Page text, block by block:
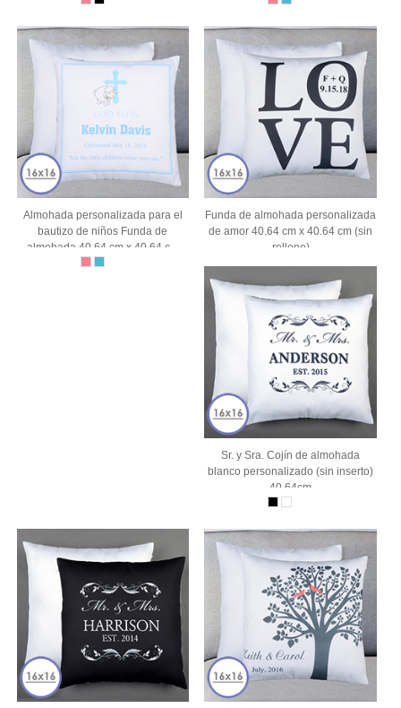
Almohada personalizada para el
bautizo de niños Funda de
almohada 40.64 cm x 40.64 cm
(sin relleno)
Funda de almohada personalizada
de amor 40.64 cm x 40.64 cm (sin
relleno)
Sr. y Sra. Cojín de almohada
blanco personalizado (sin inserto)
40.64cm